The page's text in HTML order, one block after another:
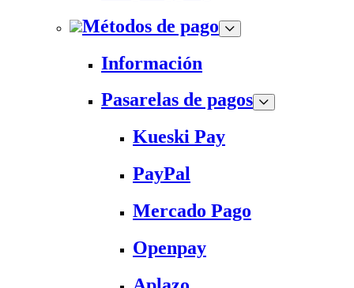
Métodos de pago
Información
Pasarelas de pagos
Kueski Pay
PayPal
Mercado Pago
Openpay